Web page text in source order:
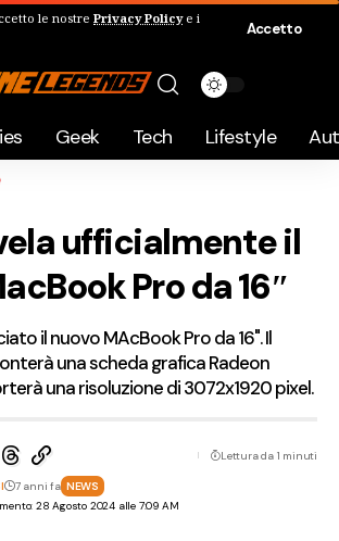
le nostre Privacy Policye i
Accetto
Geek Tech Lifestyle
ufficialmente il
Pro da 16″
il nuovo MAcBook Pro da 16". Il
una scheda grafica Radeon
una risoluzione di 3072x1920 pixel.
28 Agosto 2024 alle 7:09 AM
7 anni fa NEWS
Lettura da 1 minuti